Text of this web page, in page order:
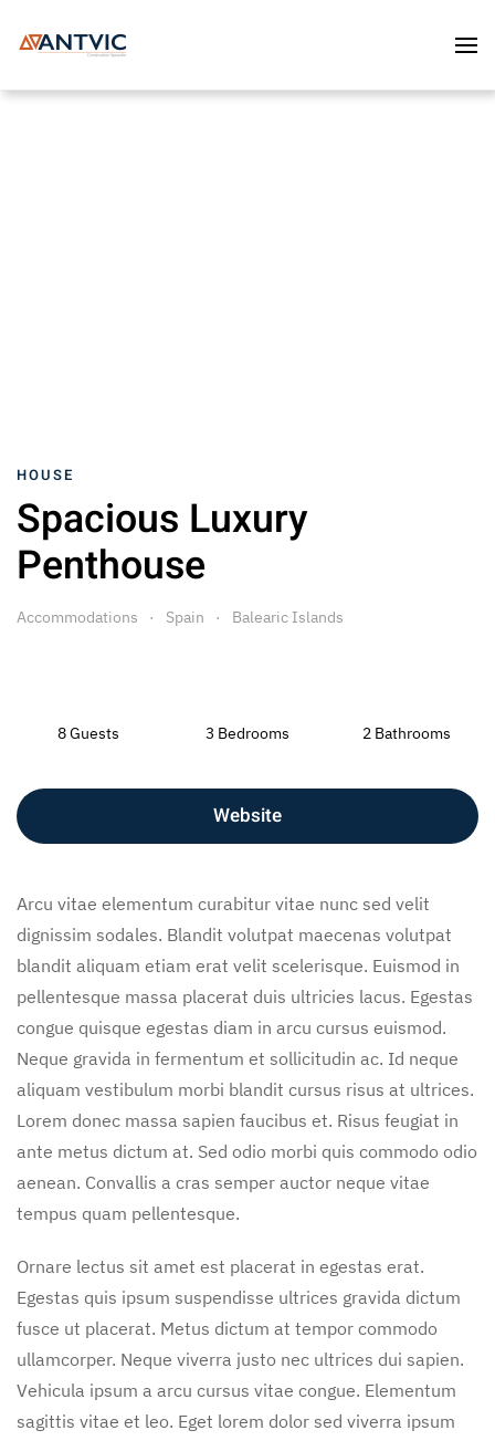
Skip to main content
HOUSE
Spacious Luxury
Penthouse
Accommodations Spain Balearic Islands
8 Guests 3 Bedrooms 2 Bathrooms
Website
Arcu vitae elementum curabitur vitae nunc sed velit
dignissim sodales. Blandit volutpat maecenas volutpat
blandit aliquam etiam erat velit scelerisque. Euismod in
pellentesque massa placerat duis ultricies lacus. Egestas
congue quisque egestas diam in arcu cursus euismod.
Neque gravida in fermentum et sollicitudin ac. Id neque
aliquam vestibulum morbi blandit cursus risus at ultrices.
Lorem donec massa sapien faucibus et. Risus feugiat in
ante metus dictum at. Sed odio morbi quis commodo odio
aenean. Convallis a cras semper auctor neque vitae
tempus quam pellentesque.
Ornare lectus sit amet est placerat in egestas erat.
Egestas quis ipsum suspendisse ultrices gravida dictum
fusce ut placerat. Metus dictum at tempor commodo
ullamcorper. Neque viverra justo nec ultrices dui sapien.
Vehicula ipsum a arcu cursus vitae congue. Elementum
sagittis vitae et leo. Eget lorem dolor sed viverra ipsum